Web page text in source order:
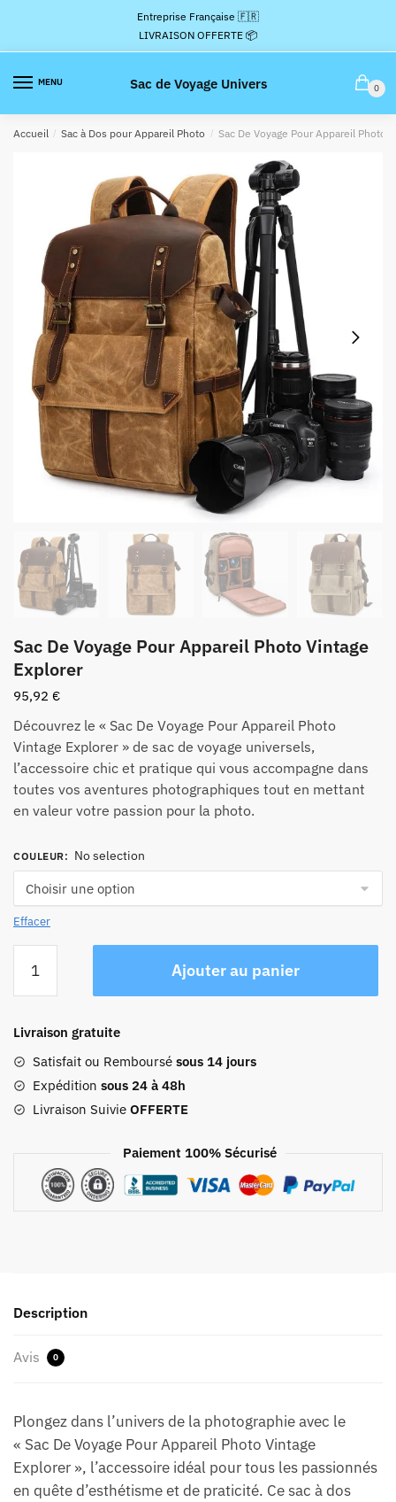
la
navigation
contenu
Entreprise Française 🇫🇷
LIVRAISON OFFERTE 📦
MENU Sac de Voyage Univers 0
Accueil / Sac à Dos pour Appareil Photo / Sac De Voyage Pour Appareil Photo
Sac De Voyage Pour Appareil Photo Vintage
Explorer
95,92 €
Découvrez le « Sac De Voyage Pour Appareil Photo
Vintage Explorer » de sac de voyage universels,
l’accessoire chic et pratique qui vous accompagne dans
toutes vos aventures photographiques tout en mettant
en valeur votre passion pour la photo.
COULEUR: No selection
Effacer
Sac
Voyage
Pour
Appareil
Photo
Ajouter au panier
Livraison gratuite
Satisfait ou Remboursé sous 14 jours
Expédition sous 24 à 48h
Livraison Suivie OFFERTE
Paiement 100% Sécurisé
Description
Avis 0
Plongez dans l’univers de la photographie avec le
« Sac De Voyage Pour Appareil Photo Vintage
Explorer », l’accessoire idéal pour tous les passionnés
en quête d’esthétisme et de praticité. Ce sac à dos